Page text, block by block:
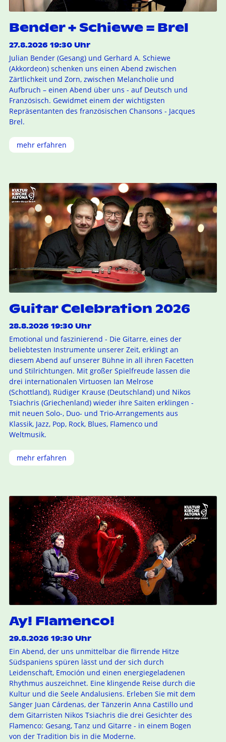
Bender + Schiewe = Brel
27.8.2026 19:30 Uhr
Julian Bender (Gesang) und Gerhard A. Schiewe
(Akkordeon) schenken uns einen Abend zwischen
Zärtlichkeit und Zorn, zwischen Melancholie und
Aufbruch – einen Abend über uns - auf Deutsch und
Französisch. Gewidmet einem der wichtigsten
Repräsentanten des französischen Chansons - Jacques
Brel.
mehr erfahren
Guitar Celebration 2026
28.8.2026 19:30 Uhr
Emotional und faszinierend - Die Gitarre, eines der
beliebtesten Instrumente unserer Zeit, erklingt an
diesem Abend auf unserer Bühne in all ihren Facetten
und Stilrichtungen. Mit großer Spielfreude lassen die
drei internationalen Virtuosen Ian Melrose
(Schottland), Rüdiger Krause (Deutschland) und Nikos
Tsiachris (Griechenland) wieder ihre Saiten erklingen -
mit neuen Solo-, Duo- und Trio-Arrangements aus
Klassik, Jazz, Pop, Rock, Blues, Flamenco und
Weltmusik.
mehr erfahren
Ay! Flamenco!
29.8.2026 19:30 Uhr
Ein Abend, der uns unmittelbar die flirrende Hitze
Südspaniens spüren lässt und der sich durch
Leidenschaft, Emoción und einen energiegeladenen
Rhythmus auszeichnet. Eine klingende Reise durch die
Kultur und die Seele Andalusiens. Erleben Sie mit dem
Sänger Juan Cárdenas, der Tänzerin Anna Castillo und
dem Gitarristen Nikos Tsiachris die drei Gesichter des
Flamenco: Gesang, Tanz und Gitarre - in einem Bogen
von der Tradition bis in die Moderne.